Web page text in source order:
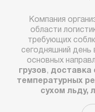
Компания
области
требующих
сегодняшний день
основных
грузов, доставка
температурных
сухом льду,